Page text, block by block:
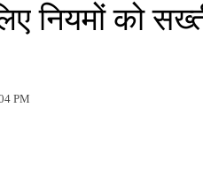
नियमों को
PM